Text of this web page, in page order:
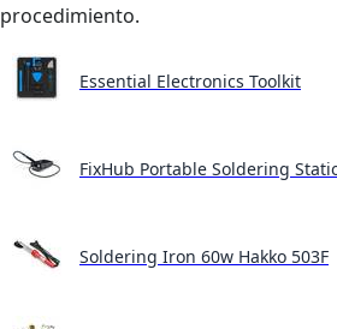
procedimiento.
Essential Electronics Toolkit
FixHub Portable Soldering
Soldering Iron 60w Hakko 503F